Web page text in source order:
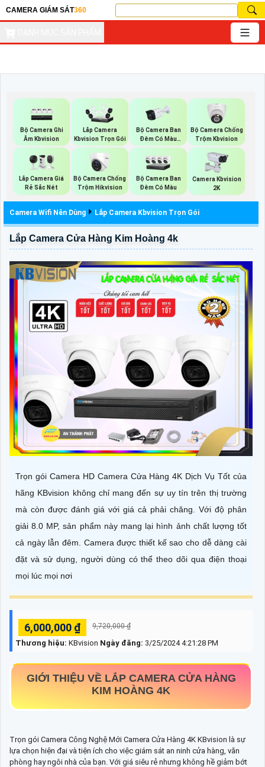
CAMERA GIÁM SÁT360
Bộ Camera Ghi
Âm Kbvision
Lắp Camera
Kbvision Trọn Gói
Bộ Camera Ban
Đêm Có Màu
Kbvision
Bộ Camera Chống
Trộm Kbvision
Lắp Camera Giá
Rẻ Sắc Nét
Bộ Camera Chống
Trộm Hikvision
Bộ Camera Ban
Đêm Có Màu
Camera Kbvision
2K
Camera Wifi Nên Dùng Lắp Camera Kbvision Trọn Gói
Lắp Camera Cửa Hàng Kim Hoàng 4k
Trọn gói Camera HD Camera Cửa Hàng 4K Dịch Vụ Tốt của
hãng KBvision không chỉ mang đến sự uy tín trên thị trường
mà còn được đánh giá với giá cả phải chăng. Với độ phân
giải 8.0 MP, sản phẩm này mang lại hình ảnh chất lượng tốt
cả ngày lẫn đêm. Camera được thiết kế sao cho dễ dàng cài
đặt và sử dụng, người dùng có thể theo dõi qua điện thoại
mọi lúc mọi nơi
6,000,000 ₫ 9,720,000 ₫
Thương hiệu: KBvision Ngày đăng: 3/25/2024 4:21:28 PM
GIỚI THIỆU VỀ LẮP CAMERA CỬA HÀNG
KIM HOÀNG 4K
Trọn gói Camera Công Nghệ Mới Camera Cửa Hàng 4K KBvision là sự
lựa chọn hiện đại và tiện ích cho việc giám sát an ninh cửa hàng, văn
phòng hay ngôi nhà của bạn. Với giá siêu rẻ nhưng không hề giảm bớt